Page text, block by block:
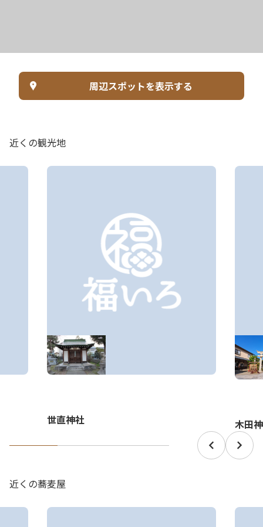
周辺スポットを表示する
近くの観光地
世直神社 木田
近くの蕎麦屋